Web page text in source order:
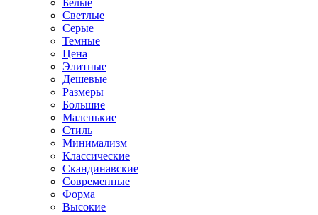
Белые
Светлые
Серые
Темные
Цена
Элитные
Дешевые
Размеры
Большие
Маленькие
Стиль
Минимализм
Классические
Скандинавские
Современные
Форма
Высокие